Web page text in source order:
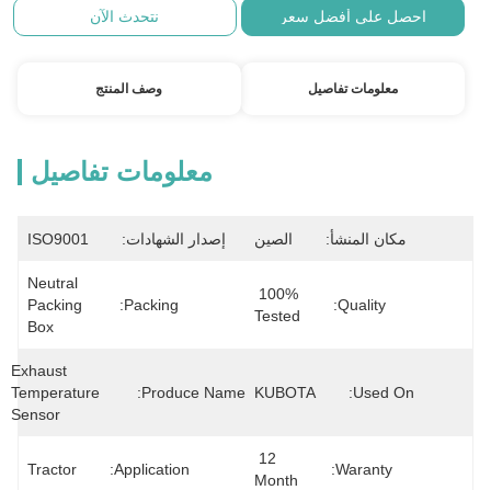
احصل على أفضل سعر نتحدث الآن
معلومات تفاصيل وصف المنتج
معلومات تفاصيل
مكان المنشأ: الصين إصدار الشهادات: ISO9001
Quality:
Tested
Packing:
Neutral
Packing
Box
Used On:
KUBOTA
Produce Name:
Exhaust
Temperature
Sensor
Waranty:
Month
Application:
Tractor